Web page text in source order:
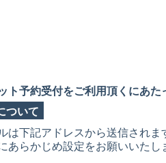
）
）
初診）
ト予約受付をご利用頂くにあた
ついて
は下記アドレスから送信されま
あらかじめ設定をお願いいたし